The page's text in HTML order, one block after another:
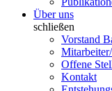
Über uns
schließen
Vorstand
Offene
Kontakt